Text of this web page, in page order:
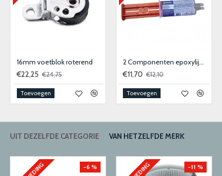
16mm voetblok roterend
€22,25 €24,75
Toevoegen
2 Componenten epoxylijm transparant
€11,70 €12,10
Toevoegen
UIT DEZELFDE CATEGORIE VAN HETZELFDE MERK
-6 % -11 %